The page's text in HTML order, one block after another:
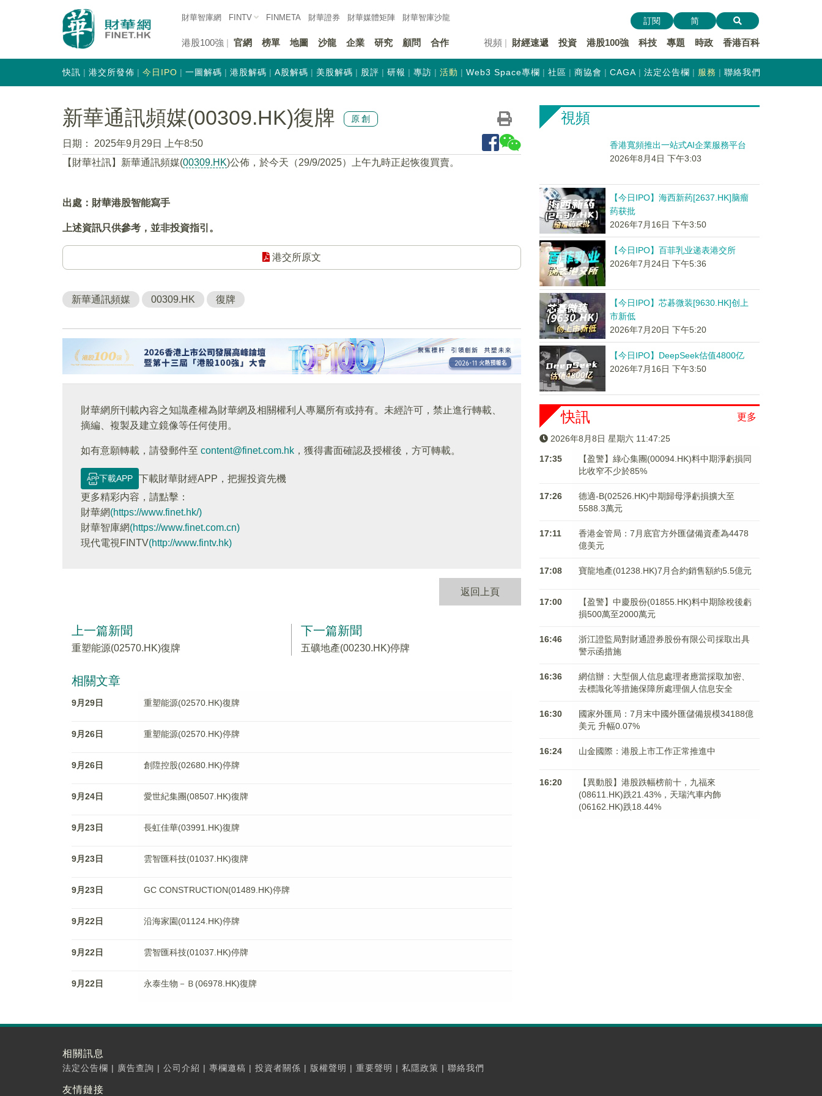
財華智庫網 FINTV FINMETA 財華證券 財華媒體矩陣 財華智庫沙龍
港股100強 官網 榜單 地圖 沙龍 企業 研究 顧問 合作 視頻 財經速遞 投資 港股100強 科技 專題 時政 香港百科
訂閱 简
快訊 港交所發佈 今日IPO 一圖解碼 港股解碼 A股解碼 美股解碼 股評 研報 專訪 活動 Web3 Space專欄 社區 商協會 CAGA 法定公告欄 服務 聯絡我們
新華通訊頻媒(00309.HK)復牌 原創
日期：
2025年9月29日 上午8:50
【財華社訊】新華通訊頻媒(00309.HK)公佈，於今天（29/9/2025）上午九時正起恢復買賣。
出處：財華港股智能寫手
上述資訊只供參考，並非投資指引。
港交所原文
新華通訊頻媒 00309.HK 復牌
財華網所刊載內容之知識產權為財華網及相關權利人專屬所有或持有。未經許可，禁止進行轉載、
摘編、複製及建立鏡像等任何使用。
如有意願轉載，請發郵件至 content@finet.com.hk ，獲得書面確認及授權後，方可轉載。
下載APP
下載財華財經APP，把握投資先機
更多精彩内容，請點擊：
財華網(https://www.finet.hk/)
財華智庫網(https://www.finet.com.cn)
現代電視FINTV(http://www.fintv.hk)
返回上頁
上一篇新聞
重塑能源(02570.HK)復牌
下一篇新聞
五礦地產(00230.HK)停牌
相關文章
9月29日 重塑能源(02570.HK)復牌
9月26日 重塑能源(02570.HK)停牌
9月26日 創陞控股(02680.HK)停牌
9月24日 愛世紀集團(08507.HK)復牌
9月23日 長虹佳華(03991.HK)復牌
9月23日 雲智匯科技(01037.HK)復牌
9月23日 GC CONSTRUCTION(01489.HK)停牌
9月22日 沿海家園(01124.HK)停牌
9月22日 雲智匯科技(01037.HK)停牌
9月22日 永泰生物－Ｂ(06978.HK)復牌
視頻
香港寬頻推出一站式AI企業服務平台
2026年8月4日 下午3:03
【今日IPO】海西新药[2637.HK]脑瘤
药获批
2026年7月16日 下午3:50
【今日IPO】百菲乳业递表港交所
2026年7月24日 下午5:36
【今日IPO】芯碁微装[9630.HK]创上
市新低
2026年7月20日 下午5:20
【今日IPO】DeepSeek估值4800亿
2026年7月16日 下午3:50
更多
快訊
2026年8月8日 星期六 11:47:26
17:35
【盈警】綠心集團(00094.HK)料中期淨虧損同
比收窄不少於85%
17:26
德適-B(02526.HK)中期歸母淨虧損擴大至
5588.3萬元
17:11
香港金管局：7月底官方外匯儲備資產為4478
億美元
17:08 寶龍地產(01238.HK)7月合約銷售額約5.5億元
17:00
【盈警】中慶股份(01855.HK)料中期除稅後虧
損500萬至2000萬元
16:46
浙江證監局對財通證券股份有限公司採取出具
警示函措施
16:36
網信辦：大型個人信息處理者應當採取加密、
去標識化等措施保障所處理個人信息安全
16:30
國家外匯局：7月末中國外匯儲備規模34188億
美元 升幅0.07%
16:24 山金國際：港股上市工作正常推進中
16:20
【異動股】港股跌幅榜前十，九福來
(08611.HK)跌21.43%，天瑞汽車内飾
(06162.HK)跌18.44%
相關訊息
法定公告欄 | 廣告查詢 | 公司介紹 | 專欄邀稿 | 投資者關係 | 版權聲明 | 重要聲明 | 私隱政策 | 聯絡我們
友情鏈接